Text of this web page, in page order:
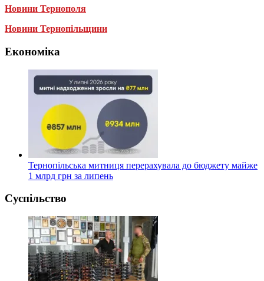
Новини Тернополя
Новини Тернопільщини
Економіка
Тернопільська митниця перерахувала до бюджету майже
1 млрд грн за липень
Суспільство